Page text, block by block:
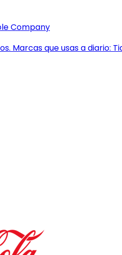
Company
Marcas que usas a diario: